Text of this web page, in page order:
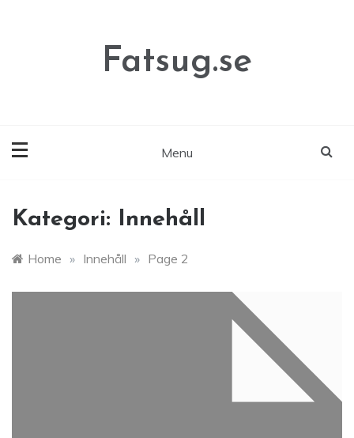
Fatsug.se
Menu
Kategori: Innehåll
Home » Innehåll » Page 2